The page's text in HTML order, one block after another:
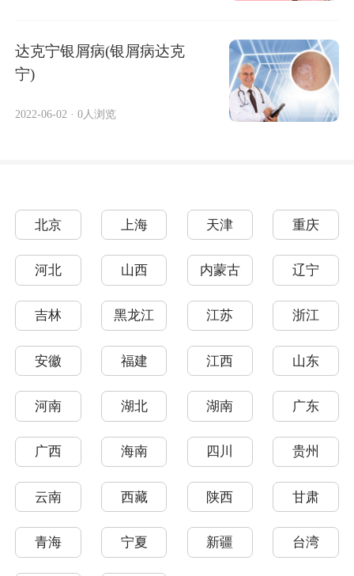
达克宁银屑病(银屑病达克
宁)
2022-06-02 · 0人浏览
北京 上海 天津 重庆
河北 山西 内蒙古 辽宁
吉林 黑龙江 江苏 浙江
安徽 福建 江西 山东
河南 湖北 湖南 广东
广西 海南 四川 贵州
云南 西藏 陕西 甘肃
青海 宁夏 新疆 台湾